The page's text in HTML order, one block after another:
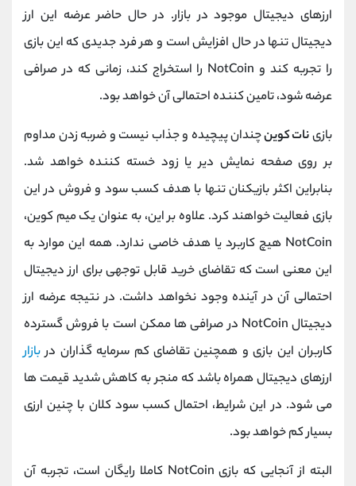
ارزهای دیجیتال موجود در بازار. در حال حاضر عرضه این ارز
دیجیتال تنها در حال افزایش است و هر فرد جدیدی که این بازی
را تجربه کند و NotCoin را استخراج کند، زمانی که در صرافی
عرضه شود، تامین کننده احتمالی آن خواهد بود.
بازینات کوینچندان پیچیده و جذاب نیست و ضربه زدن مداوم
بر روی صفحه نمایش دیر یا زود خسته کننده خواهد شد.
بنابراین اکثر بازیکنان تنها با هدف کسب سود و فروش در این
بازی فعالیت خواهند کرد. علاوه بر این، به عنوان یک میم کوین،
NotCoin هیچ کاربرد یا هدف خاصی ندارد. همه این موارد به
این معنی است که تقاضای خرید قابل توجهی برای ارز دیجیتال
احتمالی آن در آینده وجود نخواهد داشت. در نتیجه عرضه ارز
دیجیتال NotCoin در صرافی ها ممکن است با فروش گسترده
کاربران این بازی و همچنین تقاضای کم سرمایه گذاران دربازار
ارزهای دیجیتال همراه باشد که منجر به کاهش شدید قیمت ها
می شود. در این شرایط، احتمال کسب سود کلان با چنین ارزی
بسیار کم خواهد بود.
البته از آنجایی که بازی NotCoin کاملا رایگان است، تجربه آن